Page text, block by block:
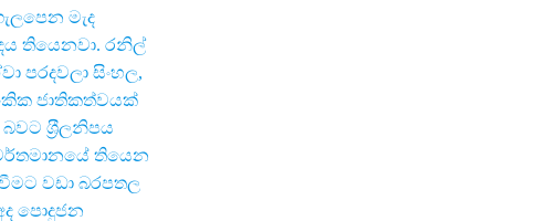
මැද
තියෙනවා. රනිල්
පරදවලා සිංහල,
ජාතිකත්වයක්
ශ‍්‍රීලනිපය
තියෙන
වඩා බරපතල
පොදුජන